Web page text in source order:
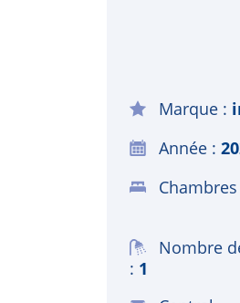
Marque
Année
Chambres
Nombre
1